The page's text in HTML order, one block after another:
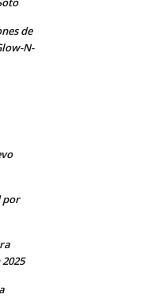
de
N-
por